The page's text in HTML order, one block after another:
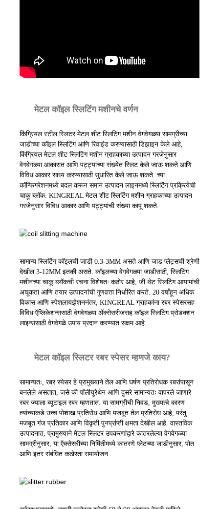
मेटल कॉइल स्लिटिंग मशीनचे वर्णन
किंग्रियल स्टील स्लिटर मेटल शीट स्लिटिंग मशीन वेगवेगळ्या सामग्रीच्या
जाडीच्या कॉइल स्लिटिंग आणि रिवाइंड करण्यासाठी डिझाइन केले आहे,
किंग्रियल मेटल शीट स्लिटिंग मशीन ग्राहकाच्या उत्पादन गरजेनुसार
वेगवेगळ्या आकारात आणि पट्ट्यांच्या संख्येत स्लिट केले जाऊ शकते आणि
विविध आकार साध्य करण्यासाठी सुधारित केले जाऊ शकते. च्या
कॉन्फिगरेशनमध्ये बदल करून समान उत्पादन लाइनमध्ये स्लिटिंग प्रक्रियेची
चाकू ब्लॉक. KINGREAL मेटल शीट स्लिटिंग मशीन ग्राहकाच्या उत्पादन
गरजेनुसार विविध आकार आणि पट्ट्यांची संख्या कापू शकते.
सामान्य स्लिटिंग कॉइलची जाडी 0.3-3MM असते आणि जाड प्लेट्सची श्रेणी
देखील 3-12MM इतकी असते. कॉइलच्या वेगवेगळ्या जाडीसाठी, स्लिटिंग
मशीनच्या चाकू ब्लॉकची रचना विशेषतः कठोर आहे, जी थेट स्लिटिंग आयामांची
अचूकता आणि तयार उत्पादनांची गुणवत्ता निर्धारित करते. 20 वर्षांहून अधिक
विकास आणि स्पेशलायझेशननंतर, KINGREAL ग्राहकांना रबर स्पेसरसह
विविध ऍप्लिकेशन्ससाठी वेगवेगळ्या ॲक्सेसरीजसह कॉइल स्लिटिंग प्रोडक्शन
लाइन्ससाठी वेगवेगळे उपाय प्रदान करण्यात सक्षम आहे.
मेटल कॉइल स्लिटर रबर स्पेसर म्हणजे काय?
सामान्यतः, रबर स्पेसर हे प्रामुख्याने तेल आणि घर्षण प्रतिरोधक रबरांपासून
बनलेले असतात, जसे की पॉलीयुरेथेन आणि दुसरे सामान्यतः वापरले जाणारे
रबर ज्याला ब्यूटाइल रबर म्हणतात. या सामग्रीची निवड, मुख्यत्वे कारण
त्यांच्याकडे उच्च पोशाख प्रतिरोध आणि मजबूत तेल प्रतिरोध आहे, परंतु
मजबूत गंज प्रतिकार आणि विकृती पुनर्प्राप्ती क्षमता देखील आहे. वास्तविक
उत्पादनात, प्रामुख्याने मेटल स्लिटर उपकरणांद्वारे कातरलेल्या वेगवेगळ्या
सामग्रीनुसार, या ऍक्सेसरीच्या निर्मितीमध्ये कातरणे प्लेटच्या जाडीनुसार, पोत
आणि इतर संबंधित कठोरता समायोजन.